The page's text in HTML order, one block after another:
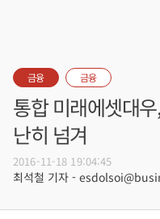
금융 금융
통합 미래에셋대
난히 넘겨
2016-11-18 19:04:45
최석철 기자 -